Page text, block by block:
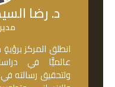
د. رضا
انطلق المركز
عالميًّا في
ولتحقيق رسالته